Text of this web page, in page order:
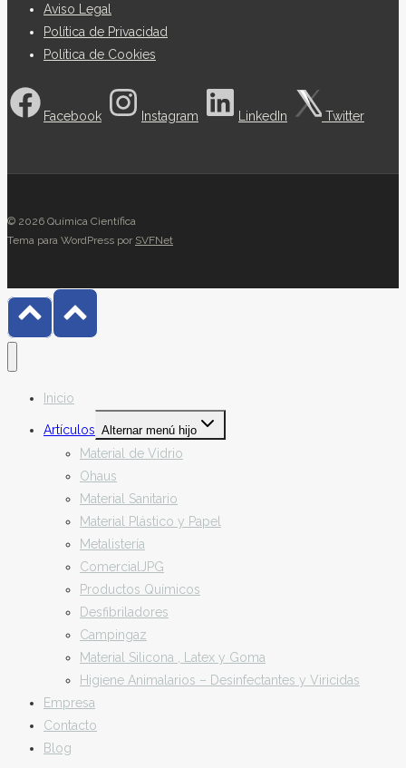
Aviso Legal
Política de Privacidad
Política de Cookies
Facebook Instagram LinkedIn Twitter
© 2026 Química Científica
Tema para WordPress por SVFNet
Inicio
Artículos Alternar menú hijo
Material de Vidrio
Ohaus
Material Sanitario
Material Plástico y Papel
Metalistería
ComercialJPG
Productos Químicos
Desfibriladores
Campingaz
Material Silicona , Latex y Goma
Higiene Animalarios – Desinfectantes y Viricidas
Empresa
Contacto
Blog